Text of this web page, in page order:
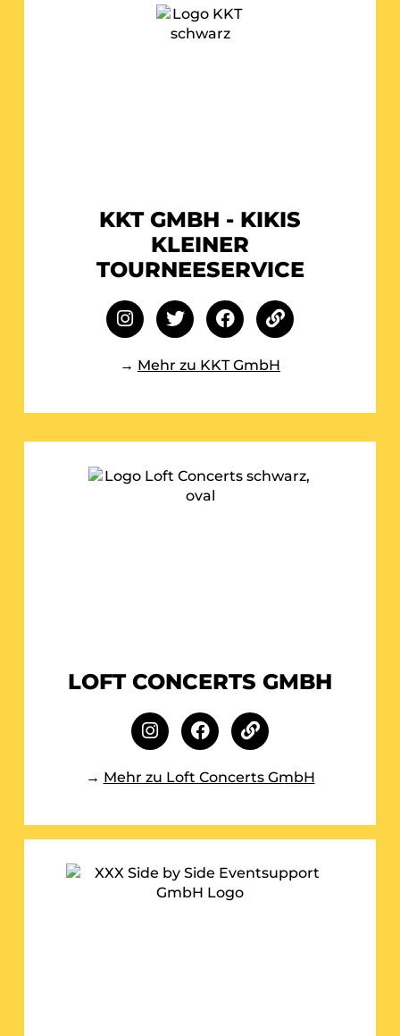
KKT GMBH - KIKIS
KLEINER
TOURNEESERVICE
→ Mehr zu KKT GmbH
LOFT CONCERTS GMBH
→ Mehr zu Loft Concerts GmbH